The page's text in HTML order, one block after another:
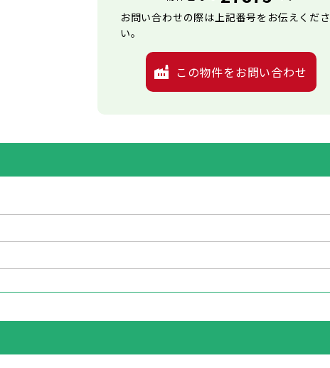
お問い合わせの際は上記番号をお伝えくださ
い。
この物件をお問い合わせ